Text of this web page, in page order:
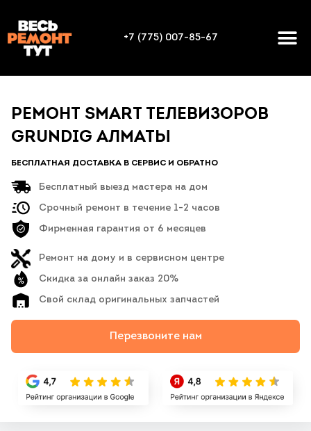
+7 (775) 007-85-67
РЕМОНТ SMART ТЕЛЕВИЗОРОВ
GRUNDIG АЛМАТЫ
БЕСПЛАТНАЯ ДОСТАВКА В СЕРВИС И ОБРАТНО
Бесплатный выезд мастера на дом
Срочный ремонт в течение 1-2 часов
Фирменная гарантия от 6 месяцев
Ремонт на дому и в сервисном центре
Скидка за онлайн заказ 20%
Свой склад оригинальных запчастей
Перезвоните нам